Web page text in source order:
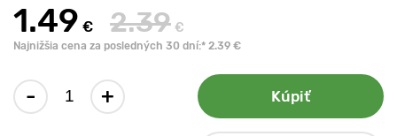
1.49 € 2.39 €
Najnižšia cena za posledných 30 dní:* 2.39 €
- + Kúpiť